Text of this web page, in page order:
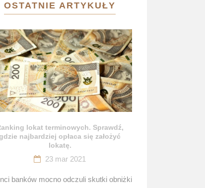
OSTATNIE ARTYKUŁY
lokat terminowych. Sprawdź,
najbardziej opłaca się założyć
lokatę.
23 mar 2021
banków mocno odczuli skutki obniżki